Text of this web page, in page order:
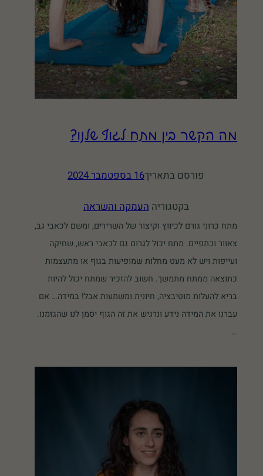
מה הקשר בין מתח לגוף שלנו?
פורסם בתאריך16 בספטמבר 2024
בקטגוריההעמקה והשראה
מתח כרוני גורם לכיווץ וקיצור של השרירים, ומשם לכאבי גב,
צאוור וכתפיים. מתח יכול לגרום גם לכאבי ראש, שחיקה
ועייפות ויש לא מעט מחלות שמופיעות בגוף או מתעצמות
כתוצאה ממתח מתמשך. חשוב להזכיר שמתח יכול להיות
בריא להעלות מוטיבציה, חיונית ומשמעות אבל! במידה… אם
עברנו את המידה נידע ונרגיש את זה הגוף יסמן לנו שהגזמנו.
…